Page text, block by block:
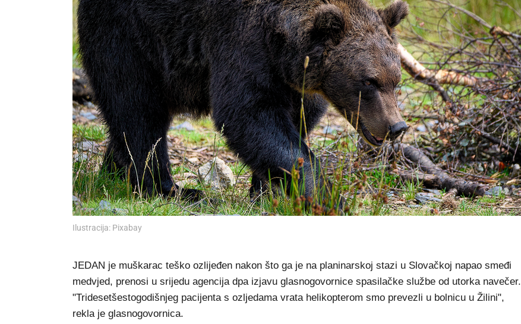
Ilustracija: Pixabay
JEDAN je muškarac teško ozlijeđen nakon što ga je na planinarskoj stazi u Slovačkoj napao smeđi
medvjed, prenosi u srijedu agencija dpa izjavu glasnogovornice spasilačke službe od utorka navečer.
"Tridesetšestogodišnjeg pacijenta s ozljedama vrata helikopterom smo prevezli u bolnicu u Žilini",
rekla je glasnogovornica.